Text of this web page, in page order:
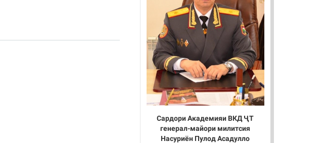
Сардори Академияи ВКД ҶТ
генерал-майори милитсия
Насуриён Пулод Асадулло